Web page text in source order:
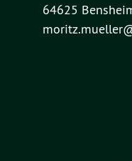
64625